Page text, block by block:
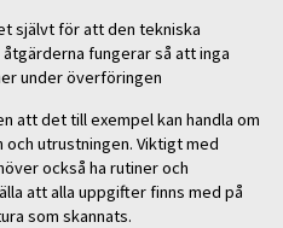
självt för att den tekniska
fungerar så att inga
under överföringen
att det till exempel kan handla om
utrustningen. Viktigt med
också ha rutiner och
att alla uppgifter finns med på
som skannats.